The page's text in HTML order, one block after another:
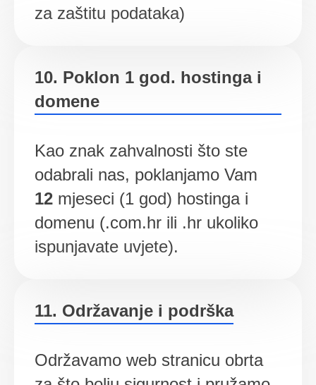
za zaštitu podataka)
10. Poklon 1 god. hostinga i
domene
Kao znak zahvalnosti što ste
odabrali nas, poklanjamo Vam
12mjeseci (1 god) hostinga i
domenu (.com.hr ili .hr ukoliko
ispunjavate uvjete).
11. Održavanje i podrška
Održavamo web stranicu obrta